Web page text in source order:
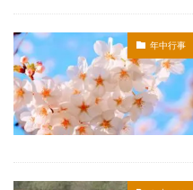
年中行事